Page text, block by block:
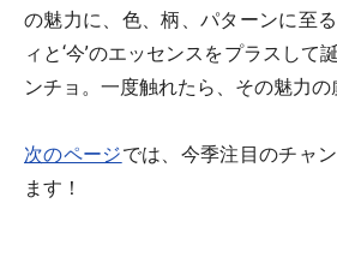
の魅力に、色、柄、パターンに至
ィと‘今’のエッセンスをプラスして
ンチョ。一度触れたら、その魅力の
次のページでは、今季注目のチャ
ます！